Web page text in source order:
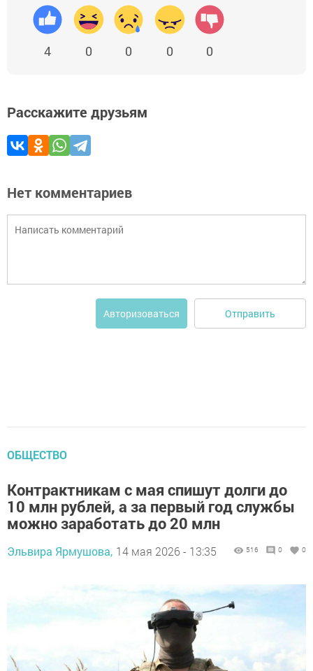
4 0 0 0 0
Расскажите друзьям
Нет комментариев
Авторизоваться Отправить
ОБЩЕСТВО
Контрактникам с мая спишут долги до
10 млн рублей, а за первый год службы
можно заработать до 20 млн
Эльвира Ярмушова, 14 мая 2026 - 13:35 516 0 0